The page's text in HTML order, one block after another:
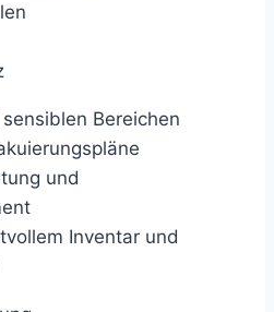
Bereichen
und
Inventar und